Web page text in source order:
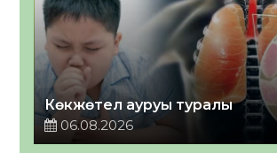
Көкжөтел ауруы туралы
06.08.2026